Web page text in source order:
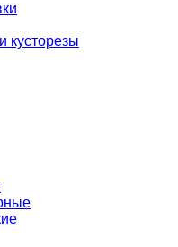
кусторезы